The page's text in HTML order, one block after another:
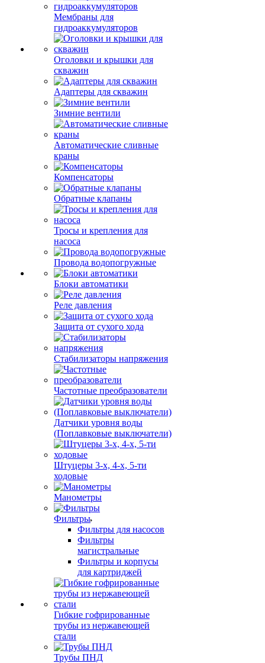
Мембраны для
гидроаккумуляторов
Оголовки и крышки для
скважин
Адаптеры для скважин
Зимние вентили
Автоматические сливные
краны
Компенсаторы
Обратные клапаны
Тросы и крепления для
насоса
Провода водопогружные
Блоки автоматики
Реле давления
Защита от сухого хода
Стабилизаторы напряжения
Частотные преобразователи
Датчики уровня воды
(Поплавковые выключатели)
Штуцеры 3-х, 4-х, 5-ти
ходовые
Манометры
Фильтры
Фильтры для насосов
Фильтры
магистральные
Фильтры и корпусы
для картриджей
Гибкие гофрированные
трубы из нержавеющей
стали
Трубы ПНД